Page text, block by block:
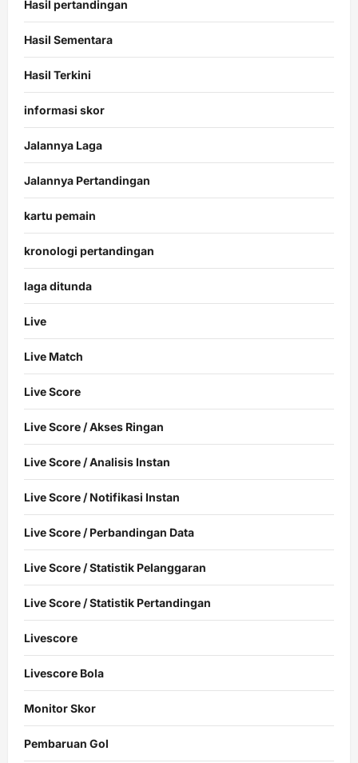
Hasil pertandingan
Hasil Sementara
Hasil Terkini
informasi skor
Jalannya Laga
Jalannya Pertandingan
kartu pemain
kronologi pertandingan
laga ditunda
Live
Live Match
Live Score
Live Score / Akses Ringan
Live Score / Analisis Instan
Live Score / Notifikasi Instan
Live Score / Perbandingan Data
Live Score / Statistik Pelanggaran
Live Score / Statistik Pertandingan
Livescore
Livescore Bola
Monitor Skor
Pembaruan Gol